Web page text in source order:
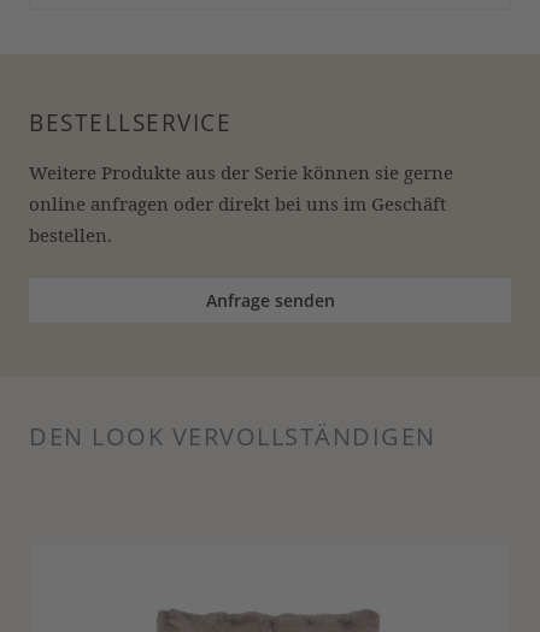
BESTELLSERVICE
Weitere Produkte aus der Serie können sie gerne
online anfragen oder direkt bei uns im Geschäft
bestellen.
Anfrage senden
DEN LOOK VERVOLLSTÄNDIGEN